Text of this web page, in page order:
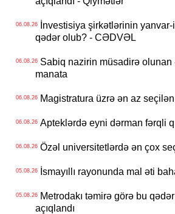
06.08.26İnvestisiya şirkətlərinin yanvar-
qədər olub? - CƏDVƏL
06.08.26Sabiq nazirin müsadirə olunan
manata
06.08.26Magistratura üzrə ən az
06.08.26Apteklərdə eyni dərman fərqli
06.08.26Özəl universitetlərdə ən çox
05.08.26İsmayıllı rayonunda mal əti
05.08.26Metrodakı təmirə görə bu
açıqlandı